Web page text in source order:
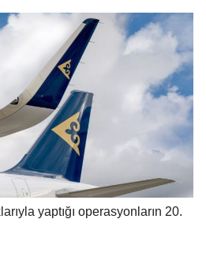
yaptığı operasyonların 20.